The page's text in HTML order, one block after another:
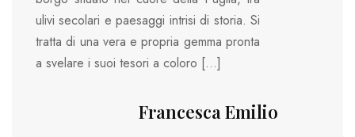
ulivi secolari e paesaggi intrisi di storia. Si
tratta di una vera e propria gemma pronta
a svelare i suoi tesori a coloro […]
Francesca Emilio